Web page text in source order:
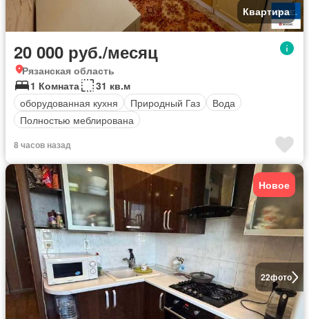
Квартира
20 000 руб./месяц
Рязанская область
1 Комната
31 кв.м
оборудованная кухня
Природный Газ
Вода
Полностью меблирована
8 часов назад
22фото
Новое